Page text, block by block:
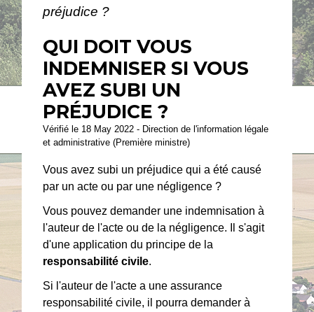
préjudice ?
QUI DOIT VOUS
INDEMNISER SI VOUS
AVEZ SUBI UN
PRÉJUDICE ?
Vérifié le 18 May 2022 - Direction de l'information légale
et administrative (Première ministre)
Vous avez subi un préjudice qui a été causé
par un acte ou par une négligence ?
Vous pouvez demander une indemnisation à
l'auteur de l'acte ou de la négligence. Il s'agit
d'une application du principe de la
responsabilité civile.
Si l'auteur de l'acte a une assurance
responsabilité civile, il pourra demander à